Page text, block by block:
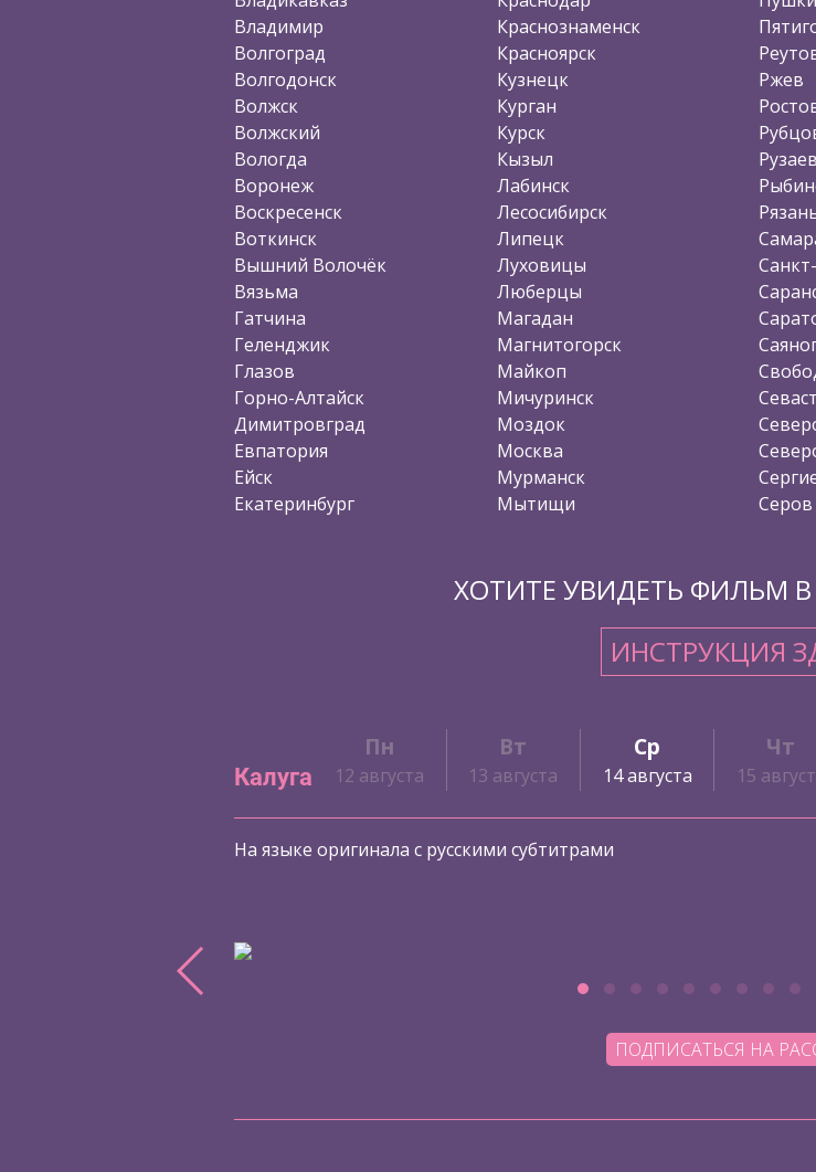
Владимир
Волгоград
Волгодонск
Волжск
Волжский
Вологда
Воронеж
Воскресенск
Воткинск
Вышний Волочёк
Вязьма
Гатчина
Геленджик
Глазов
Горно-Алтайск
Димитровград
Евпатория
Ейск
Екатеринбург
Краснознаменск
Красноярск
Кузнецк
Курган
Курск
Кызыл
Лабинск
Лесосибирск
Липецк
Луховицы
Люберцы
Магадан
Магнитогорск
Майкоп
Мичуринск
Моздок
Москва
Мурманск
Мытищи
Ржев
Серов
ХОТИТЕ УВИДЕТЬ ФИЛЬМ
ИНСТРУКЦИЯ
Калуга
11 августа
Пн
12 августа
Вт
13 августа
Ср
14 августа
Чт
15
На языке оригинала с русскими субтитрами
ПОДПИСАТЬСЯ НА